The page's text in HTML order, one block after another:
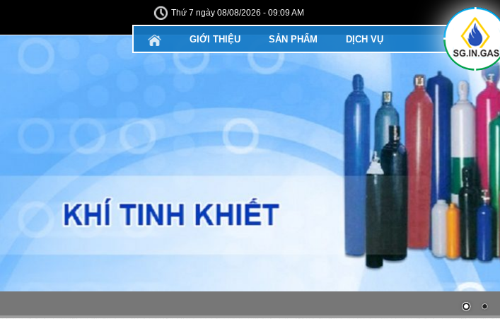
Thứ 7 ngày 08/08/2026 - 09:09 AM
GIỚI THIỆU SẢN PHẨM DỊCH VỤ